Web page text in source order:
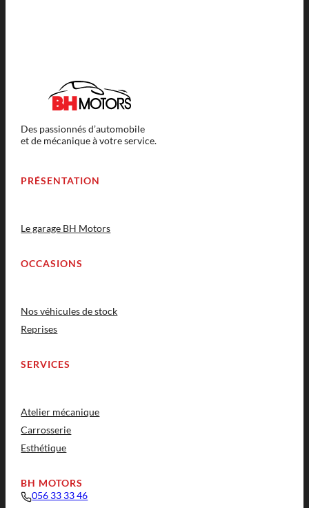
Des passionnés d’automobile
et de mécanique à votre service.
PRÉSENTATION
Le garage BH Motors
OCCASIONS
Nos véhicules de stock
Reprises
SERVICES
Atelier mécanique
Carrosserie
Esthétique
BH MOTORS
056 33 33 46